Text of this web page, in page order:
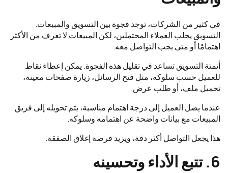
في كثير من الشركات، توجد فجوة بين التسويق والمبيعات.
التسويق يجلب العملاء المحتملين، لكن المبيعات لا تعرف من الأكثر
اهتمامًا أو متى يجب التواصل معه.
أتمتة التسويق تساعد في تقليل هذه الفجوة. يمكن إعطاء نقاط
للعميل حسب سلوكه، مثل فتح الرسائل، زيارة صفحات معينة،
تحميل ملف، أو طلب عرض.
عندما يصل العميل إلى درجة اهتمام مناسبة، يتم تحويله إلى فريق
المبيعات مع بيانات واضحة عن اهتمامه وسلوكه.
هذا يجعل التواصل أكثر دقة، ويزيد فرصة إغلاق الصفقة.
6. تتبع الأداء وتحسينه